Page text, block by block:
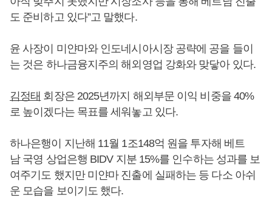
도 준비하고 있다”고 말했다.
윤 사장이 미얀마와 인도네시아시장 공략에 공을 들이
는 것은 하나금융지주의 해외영업 강화와 맞닿아 있다.
김정태 회장은 2025년까지 해외부문 이익 비중을 40%
로 높이겠다는 목표를 세워놓고 있다.
하나은행이 지난해 11월 1조148억 원을 투자해 베트
남 국영 상업은행 BIDV 지분 15%를 인수하는 성과를 보
여주기도 했지만 미얀마 진출에 실패하는 등 다소 아쉬
운 모습을 보이기도 했다.